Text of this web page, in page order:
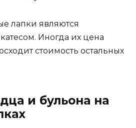
лапки являются
Иногда их цена
стоимость остальных
и бульона на